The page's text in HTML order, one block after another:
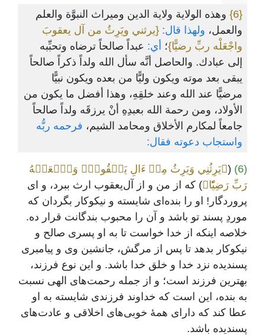
{6}
وهذه الولاية ولاية الدين وميراث النبوَّة والعلم
والعمل، ولهذا قال: {يرثني ويَرِثُ من آل يعقوبَ
واجْعَلْه ربِّ رضيًّا}؛ أي: عبداً صالحاً ترضاه وتحبِّبه
إلى عبادك. والحاصل أنَّه سأل الله ولداً ذكراً صالحاً
يبقى بعد موته ويكون وليًّا من بعده ويكون نبيًّا
مرضيًّا عند الله وعند خلقِهِ، وهذا أفضل ما يكون من
الأولاد، ومن رحمة الله بعبدِهِ أنْ يرزقَه ولداً صالحاً
جامعاً لمكارم الأخلاق ومحامد الشيم، فرحمه ربُّه
واستجاب دعوته فقال:
(6)
(﴿يَرِثُنِي وَيَرِثُ مِنۡ ءَالِ يَعۡقُوبَۖ وَٱجۡعَلۡهُ
رَبِّ رَضِيّٗا﴾) که از من و از آل‌یعقوب ارث ببرد، و ای
پروردگار! او را بنده‌ای شایسته و نیکوکار بگردان که
موردِ پسند تو باشد و آن را محبوب بندگانت قرار ده.
خلاصه اینکه از خدا خواست تا به او پسری صالح و
نیکوکار بدهد تا پس از مرگش، جانشین وی و پیامبری
پسندیده نزد خدا و خلق خدا باشد. و این نوع فرزند،
بهترین فرزند است؛ و از جمله رحمت‌های الهی نسبت
به بنده، این است که خداوند فرزندی شایسته به او
عطا کند که دارای همۀ خوبی‌های اخلاقی و عادت‌های
پسندیده باشد.